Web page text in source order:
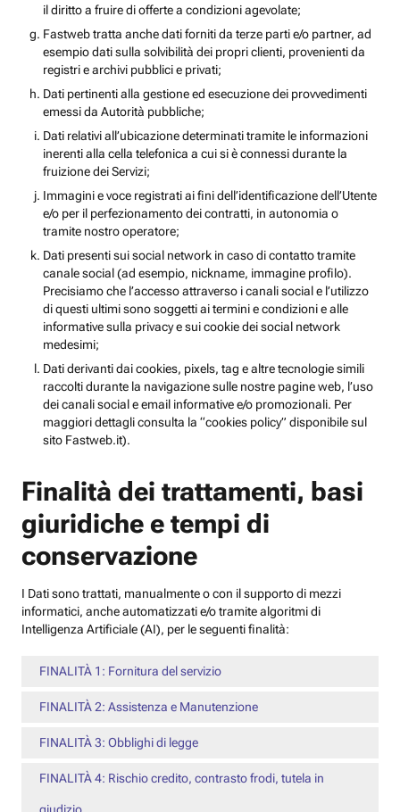
il diritto a fruire di offerte a condizioni agevolate;
Fastweb tratta anche dati forniti da terze parti e/o partner, ad
esempio dati sulla solvibilità dei propri clienti, provenienti da
registri e archivi pubblici e privati;
Dati pertinenti alla gestione ed esecuzione dei provvedimenti
emessi da Autorità pubbliche;
Dati relativi all’ubicazione determinati tramite le informazioni
inerenti alla cella telefonica a cui si è connessi durante la
fruizione dei Servizi;
Immagini e voce registrati ai fini dell’identificazione dell’Utente
e/o per il perfezionamento dei contratti, in autonomia o
tramite nostro operatore;
Dati presenti sui social network in caso di contatto tramite
canale social (ad esempio, nickname, immagine profilo).
Precisiamo che l’accesso attraverso i canali social e l’utilizzo
di questi ultimi sono soggetti ai termini e condizioni e alle
informative sulla privacy e sui cookie dei social network
medesimi;
Dati derivanti dai cookies, pixels, tag e altre tecnologie simili
raccolti durante la navigazione sulle nostre pagine web, l’uso
dei canali social e email informative e/o promozionali. Per
maggiori dettagli consulta la “cookies policy” disponibile sul
sito Fastweb.it).
Finalità dei trattamenti, basi
giuridiche e tempi di
conservazione
I Dati sono trattati, manualmente o con il supporto di mezzi
informatici, anche automatizzati e/o tramite algoritmi di
Intelligenza Artificiale (AI), per le seguenti finalità:
FINALITÀ 1: Fornitura del servizio
FINALITÀ 2: Assistenza e Manutenzione
FINALITÀ 3: Obblighi di legge
FINALITÀ 4: Rischio credito, contrasto frodi, tutela in